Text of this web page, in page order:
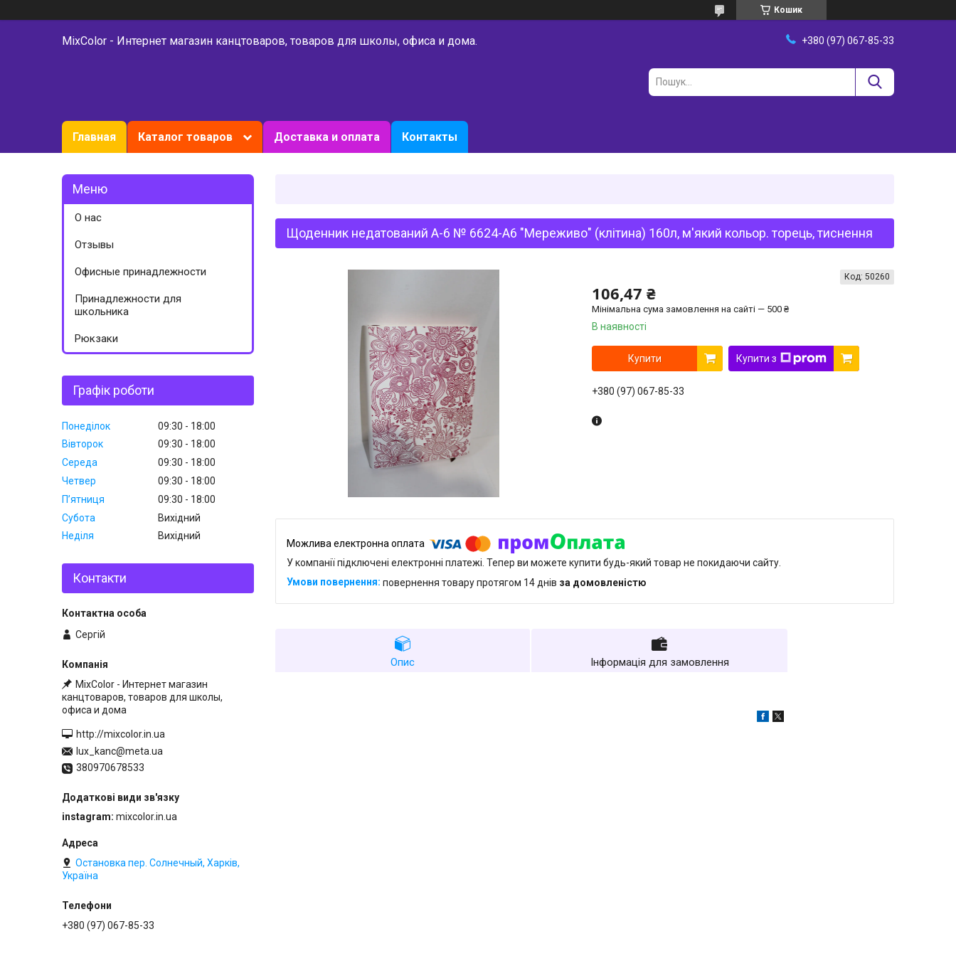
Кошик
MixColor - Интернет магазин канцтоваров, товаров для школы, офиса и дома. +380 (97) 067-85-33
Главная Каталог товаров Доставка и оплата Контакты
Щоденник недатований А-6 № 6624-A6 "Мереживо" (клітина) 160л, м'який кольор. торець, тиснення
106,47 ₴
Мінімальна сума замовлення на сайті — 500 ₴
В наявності
Код: 50260
Купити Купити з
+380 (97) 067-85-33
У компанії підключені електронні платежі. Тепер ви можете купити будь-який товар не покидаючи сайту.
повернення товару протягом 14 днів за домовленістю
Опис Інформація для замовлення
О нас
Отзывы
Офисные принадлежности
Принадлежности для
школьника
Рюкзаки
Графік роботи
Понеділок 09:30
18:00
Вівторок
09:30
18:00
Середа
09:30
18:00
Четвер
09:30
18:00
Пʼятниця
09:30
18:00
Субота
Вихідний
Неділя
Вихідний
Контакти
Сергій
MixColor - Интернет магазин
канцтоваров, товаров для школы,
офиса и дома
http://mixcolor.in.ua
lux_kanc@meta.ua
380970678533
instagram mixcolor.in.ua
Остановка пер. Солнечный, Харків,
Україна
+380 (97) 067-85-33